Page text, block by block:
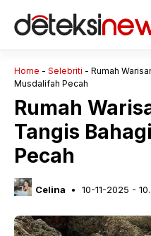
Home - Selebriti - Rumah
Musdalifah Pecah
Rumah
Tangis
Pecah
Celina 10-11-2025 -